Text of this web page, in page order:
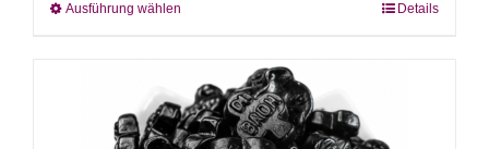
Ausführung wählen
weist
mehrere
Details